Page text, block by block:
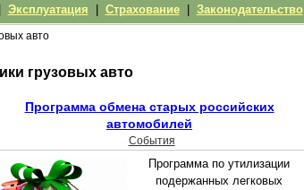
авто
грузовых авто
Программа обмена старых российских
автомобилей
События
Программа по утилизации
подержанных легковых
Эксплуатация Страхование| Законодательство